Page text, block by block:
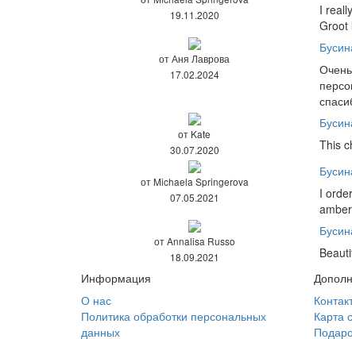
19.11.2020
I
Groot
от Аня Лаврова
17.02.2024
от Kate
30.07.2020
This
от Michaela Springerova
07.05.2021
I
от Annalisa Russo
18.09.2021
Информация
О нас
Политика обработки персональных
данных
Карта